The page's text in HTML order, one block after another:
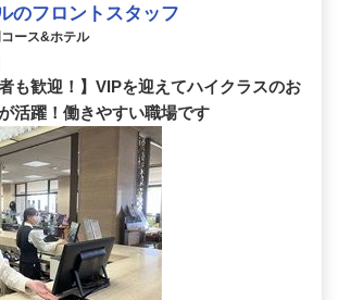
のフロントスタッフ
ース&ホテル
も歓迎！】VIPを迎えてハイクラスのお
活躍！働きやすい職場です